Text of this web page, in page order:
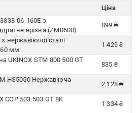
Ціна
06-160E з
врізна (ZM0600)
899 ₴
нержавіючої сталі
мм
1 429 ₴
UKINOX STM 800 500 GT
835 ₴
HS5050 Нержавіюча
2 128 ₴
COP 503.503 GT 8K
1 334 ₴